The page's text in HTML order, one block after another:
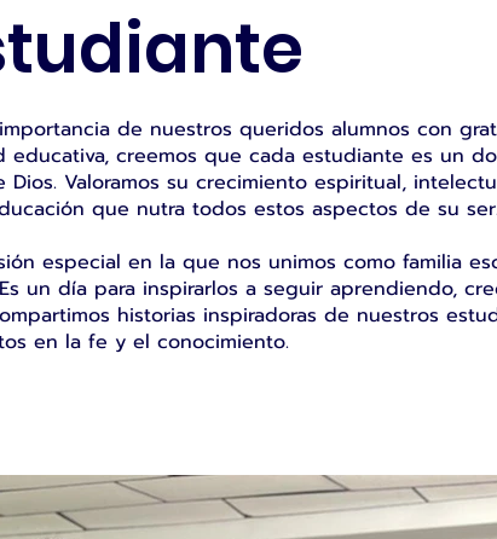
de nuestros queridos alumnos con
educativa, creemos que cada estudiante es un
Valoramos su crecimiento espiritual,
que nutra todos estos aspectos de su
especial en la que nos unimos como familia
un día para inspirarlos a seguir aprendiendo,
historias inspiradoras de nuestros
en la fe y el conocimiento.